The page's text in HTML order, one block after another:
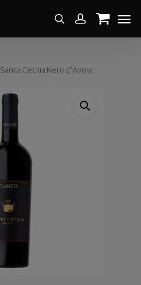
Santa Cecilia Nero d’Avola